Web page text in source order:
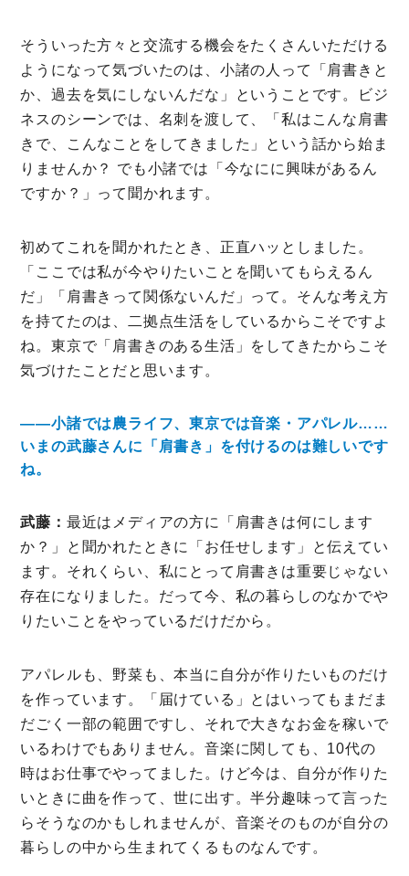
そういった方々と交流する機会をたくさんいただける
ようになって気づいたのは、小諸の人って「肩書きと
か、過去を気にしないんだな」ということです。ビジ
ネスのシーンでは、名刺を渡して、「私はこんな肩書
きで、こんなことをしてきました」という話から始ま
りませんか？ でも小諸では「今なにに興味があるん
ですか？」って聞かれます。
初めてこれを聞かれたとき、正直ハッとしました。
「ここでは私が今やりたいことを聞いてもらえるん
だ」「肩書きって関係ないんだ」って。そんな考え方
を持てたのは、二拠点生活をしているからこそですよ
ね。東京で「肩書きのある生活」をしてきたからこそ
気づけたことだと思います。
――小諸では農ライフ、東京では音楽・アパレル……
いまの武藤さんに「肩書き」を付けるのは難しいです
ね。
武藤： 最近はメディアの方に「肩書きは何にします
か？」と聞かれたときに「お任せします」と伝えてい
ます。それくらい、私にとって肩書きは重要じゃない
存在になりました。だって今、私の暮らしのなかでや
りたいことをやっているだけだから。
アパレルも、野菜も、本当に自分が作りたいものだけ
を作っています。「届けている」とはいってもまだま
だごく一部の範囲ですし、それで大きなお金を稼いで
いるわけでもありません。音楽に関しても、10代の
時はお仕事でやってました。けど今は、自分が作りた
いときに曲を作って、世に出す。半分趣味って言った
らそうなのかもしれませんが、音楽そのものが自分の
暮らしの中から生まれてくるものなんです。